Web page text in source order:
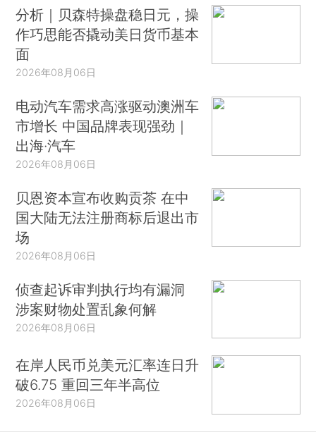
分析｜贝森特操盘稳日元，操
作巧思能否撬动美日货币基本
面
2026年08月06日
电动汽车需求高涨驱动澳洲车
市增长 中国品牌表现强劲｜
出海·汽车
2026年08月06日
贝恩资本宣布收购贡茶 在中
国大陆无法注册商标后退出市
场
2026年08月06日
侦查起诉审判执行均有漏洞
涉案财物处置乱象何解
2026年08月06日
在岸人民币兑美元汇率连日升
破6.75 重回三年半高位
2026年08月06日